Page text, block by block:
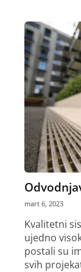
mart 6, 2023
Kvalitetni
ujedno
postali su
svih